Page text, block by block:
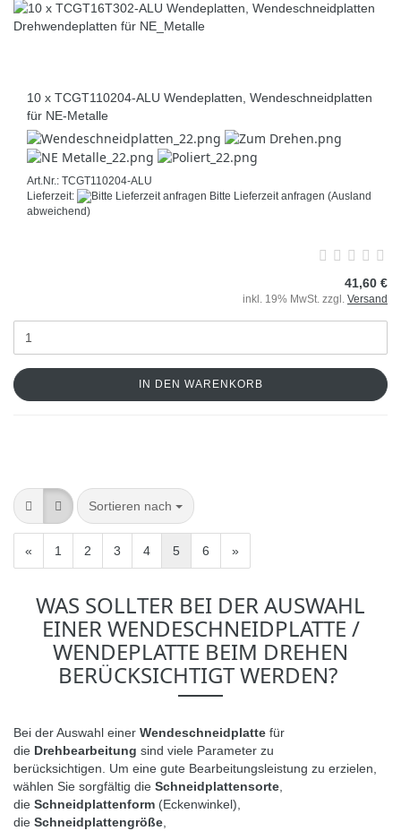
10 x TCGT110204-ALU Wendeplatten, Wendeschneidplatten
für NE-Metalle
Art.Nr.: TCGT110204-ALU
Lieferzeit:
Bitte Lieferzeit anfragen (Ausland
abweichend)
41,60 €
inkl. 19% MwSt. zzgl. Versand
IN DEN WARENKORB
Sortieren nach
« 1 2 3 4 5 6 »
WAS SOLLTER BEI DER AUSWAHL
EINER WENDESCHNEIDPLATTE /
WENDEPLATTE BEIM DREHEN
BERÜCKSICHTIGT WERDEN?
Bei der Auswahl einer Wendeschneidplatte für
die Drehbearbeitung sind viele Parameter zu
berücksichtigen.
Um eine gute Bearbeitungsleistung zu erzielen,
wählen Sie sorgfältig die Schneidplattensorte
die Schneidplattenform (Eckenwinkel),
die Schneidplattengröße